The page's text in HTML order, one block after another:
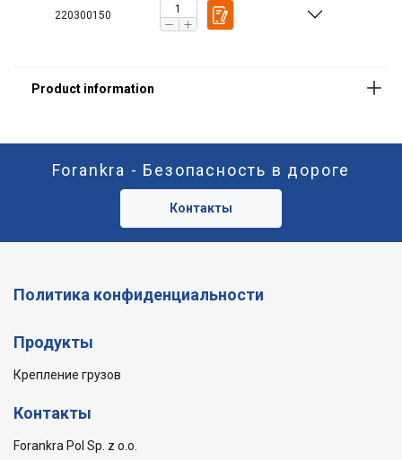
220300150
Forankra - Безопасность в дороге
Контакты
Политика конфиденциальности
Продукты
Крепление грузов
Контакты
Forankra Pol Sp. z o.o.